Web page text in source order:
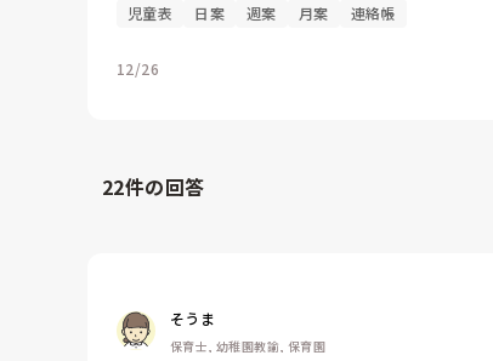
児童表 日案 週案 月案 連絡帳
12/26
22件の回答
そうま
保育士, 幼稚園教諭, 保育園